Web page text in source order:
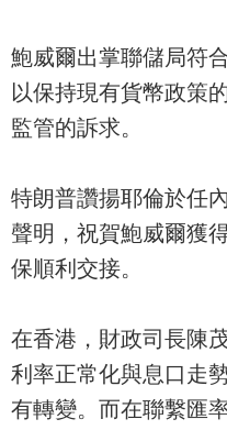
鮑威爾出掌聯儲局符
以保持現有貨幣政策
監管的訴求。
特朗普讚揚耶倫於任
聲明，祝賀鮑威爾獲
保順利交接。
在香港，財政司長陳
利率正常化與息口走
有轉變。而在聯繫匯